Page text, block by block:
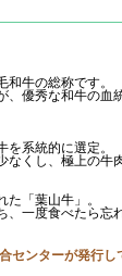
牛の総称です。
、優秀な和牛の血
系統的に選定。
くし、極上の牛
「葉山牛」。
一度食べたら忘
センターが発行